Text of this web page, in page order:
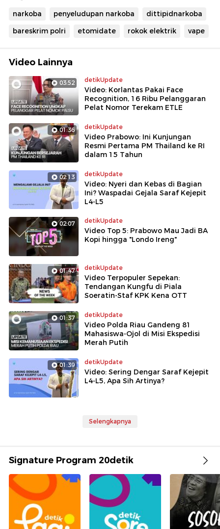
narkoba penyeludupan narkoba
dittipidnarkoba
bareskrim polri
etomidate rokok elektrik vape
Video Lainnya
03:52 detikUpdate
Video: Korlantas Pakai Face
Recognition, 16 Ribu Pelanggaran
Pelat Nomor Terekam ETLE
01:36 detikUpdate
Video Prabowo: Ini Kunjungan
Resmi Pertama PM Thailand ke RI
dalam 15 Tahun
02:13 detikUpdate
Video: Nyeri dan Kebas di Bagian
Ini? Waspadai Gejala Saraf Kejepit
L4-L5
02:07 detikUpdate
Video Top 5: Prabowo Mau Jadi BA
Kopi hingga "Londo Ireng"
01:47 detikUpdate
Video Terpopuler Sepekan:
Tendangan Kungfu di Piala
Soeratin-Staf KPK Kena OTT
01:37 detikUpdate
Video Polda Riau Gandeng 81
Mahasiswa-Ojol di Misi Ekspedisi
Merah Putih
01:39 detikUpdate
Video: Sering Dengar Saraf Kejepit
L4-L5, Apa Sih Artinya?
Selengkapnya
Signature Program 20detik